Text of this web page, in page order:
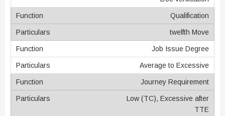
Qualification
twelfth Move
Job Issue Degree
Average to Excessive
Journey Requirement
Low (TC), Excessive after
TTE